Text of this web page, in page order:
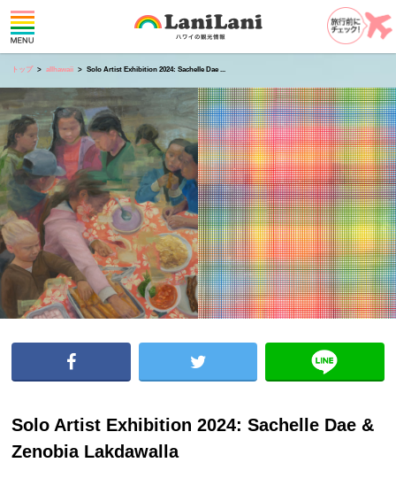
トップ allhawaii Solo Artist Exhibition 2024: Sachelle Dae ...
Solo Artist Exhibition 2024: Sachelle Dae &
Zenobia Lakdawalla